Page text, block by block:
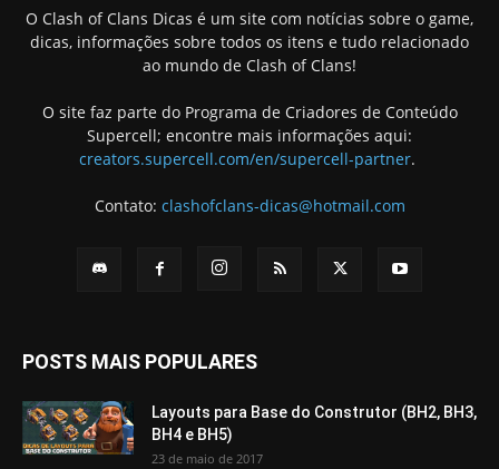
O Clash of Clans Dicas é um site com notícias sobre o game,
dicas, informações sobre todos os itens e tudo relacionado
ao mundo de Clash of Clans!
O site faz parte do Programa de Criadores de Conteúdo
Supercell; encontre mais informações aqui:
creators.supercell.com/en/supercell-partner.
Contato: clashofclans-dicas@hotmail.com
POSTS MAIS POPULARES
Layouts para Base do Construtor (BH2, BH3,
BH4 e BH5)
23 de maio de 2017